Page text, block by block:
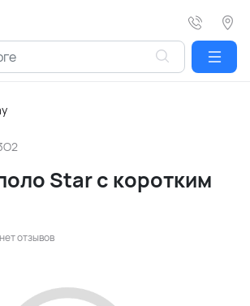
Star с коротким
нет отзывов